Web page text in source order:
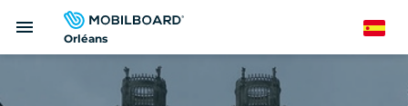
Orléans
menu Spanish